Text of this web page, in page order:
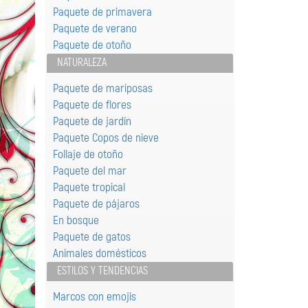
Paquete de primavera
Paquete de verano
Paquete de otoño
NATURALEZA
Paquete de mariposas
Paquete de flores
Paquete de jardín
Paquete Сopos de nieve
Follaje de otoño
Paquete del mar
Paquete tropical
Paquete de pájaros
En bosque
Paquete de gatos
Animales domésticos
ESTILOS Y TENDENCIAS
Marcos con emojis